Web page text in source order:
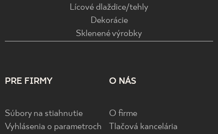
Lícové dlaždice/tehly
Dekorácie
Sklenené výrobky
PRE FIRMY
Súbory na stiahnutie
Vyhlásenia o parametroch
O NÁS
O firme
Tlačová kancelária